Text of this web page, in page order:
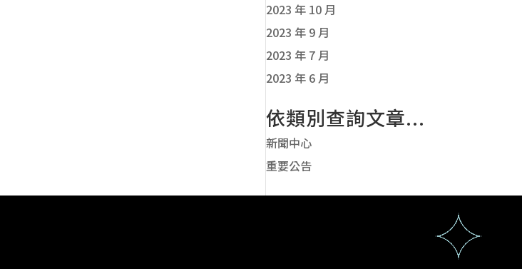
2023 年 10 月
2023 年 9 月
2023 年 7 月
2023 年 6 月
依類別查詢文章...
新聞中心
重要公告